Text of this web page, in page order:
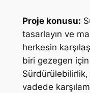
Proje konusu:
tasarlayın ve
herkesin
biri gezegen
Sürdürülebilirlik,
vadede